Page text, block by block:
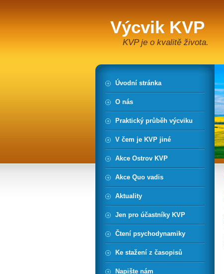
Výcvik KVP
KVP je o kvalitě života.
Úvodní stránka
O nás
Praktický průběh výcviku
V čem je KVP jiné
Akce Ostrov KVP
Akce Quo vadis
Aktuality
Jen pro účastníky KVP
Čtení psychodynamiky
Ke stažení z časopisů
Napište nám